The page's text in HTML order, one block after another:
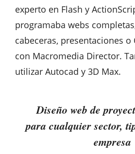
experto en Flash y
programaba webs
cabeceras, presentaciones o
con Macromedia Director.
utilizar Autocad y 3D Max.
Diseño web de
para cualquier sector,
empresa